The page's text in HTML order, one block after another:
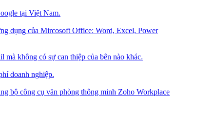
tại Việt Nam.
dụng của Mircosoft Office: Word, Excel, Power
mà không có sự can thiệp của bên nào khác.
doanh nghiệp.
bộ công cụ văn phòng thông minh Zoho Workplace